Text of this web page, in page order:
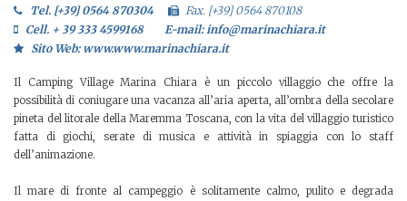
Tel. [+39] 0564 870304
Fax. [+39] 0564 870108
Cell. + 39 333 4599168
E-mail: info@marinachiara.it
Sito Web: www.www.marinachiara.it
Il Camping Village Marina Chiara è un piccolo villaggio che offre la
possibilità di coniugare una vacanza all’aria aperta, all’ombra della secolare
pineta del litorale della Maremma Toscana, con la vita del villaggio turistico
fatta di giochi, serate di musica e attività in spiaggia con lo staff
dell’animazione.
Il mare di fronte al campeggio è solitamente calmo, pulito e degrada